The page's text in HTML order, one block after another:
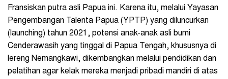
Fransiskan putra asli Papua ini. Karena itu, melalui Yayasan
Pengembangan Talenta Papua (YPTP) yang diluncurkan
(launching) tahun 2021, potensi anak-anak asli bumi
Cenderawasih yang tinggal di Papua Tengah, khususnya di
lereng Nemangkawi, dikembangkan melalui pendidikan dan
pelatihan agar kelak mereka menjadi pribadi mandiri di atas